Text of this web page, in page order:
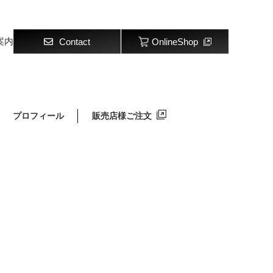
内 Contact OnlineShop
プロフィール 販売店様ご注文